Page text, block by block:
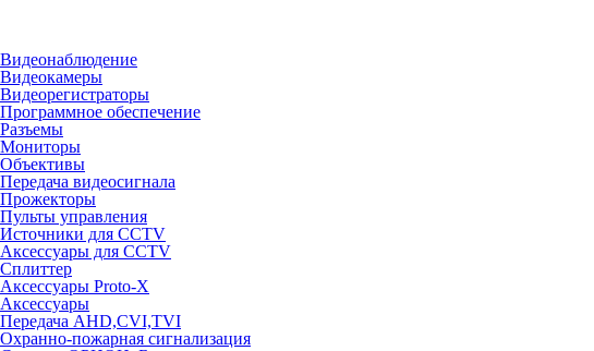
Видеонаблюдение
Видеокамеры
Видеорегистраторы
Программное обеспечение
Разъемы
Мониторы
Объективы
Передача видеосигнала
Прожекторы
Пульты управления
Источники для CCTV
Аксессуары для CCTV
Сплиттер
Аксессуары Proto-X
Аксессуары
Передача AHD,CVI,TVI
Охранно-пожарная сигнализация